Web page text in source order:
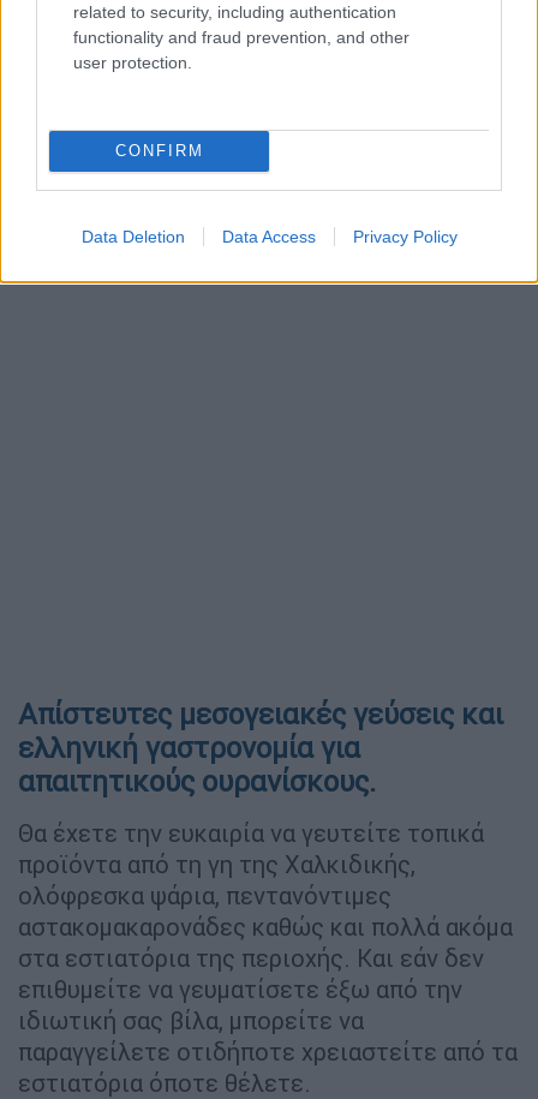
related to security, including authentication
functionality and fraud prevention, and other
user protection.
CONFIRM
Data Deletion Data Access Privacy Policy
Απίστευτες μεσογειακές γεύσεις και
ελληνική γαστρονομία για
απαιτητικούς ουρανίσκους.
Θα έχετε την ευκαιρία να γευτείτε τοπικά
προϊόντα από τη γη της Χαλκιδικής,
ολόφρεσκα ψάρια, πεντανόντιμες
αστακομακαρονάδες καθώς και πολλά ακόμα
στα εστιατόρια της περιοχής. Και εάν δεν
επιθυμείτε να γευματίσετε έξω από την
ιδιωτική σας βίλα, μπορείτε να
παραγγείλετε οτιδήποτε χρειαστείτε από τα
εστιατόρια όποτε θέλετε.